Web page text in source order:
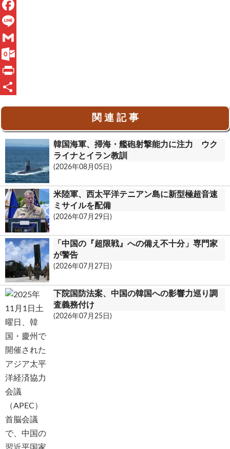
X
F
a
c
e
b
L
n
e
G
m
a
O
u
.
m
P
関 連 記 事
韓国海軍、掃海・艦砲射撃能力に注力 ウク
ライナとイラン教訓
(2026年08月05日)
米陸軍、西太平洋テニアン島に新型極超音速
ミサイルを配備
(2026年07月29日)
「中国の『超限戦』への備え不十分」専門家
が警告
(2026年07月27日)
下院国防法案、中国の韓国への影響力巡り調
査義務付け
(2026年07月25日)